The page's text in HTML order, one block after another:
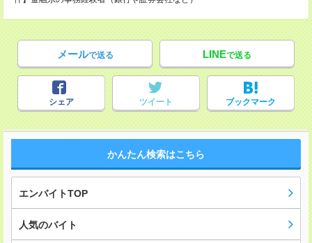
メールで送る LINEで送る
シェア ツイート ブックマーク
かんたん検索はこちら
エンバイトTOP
人気のバイト